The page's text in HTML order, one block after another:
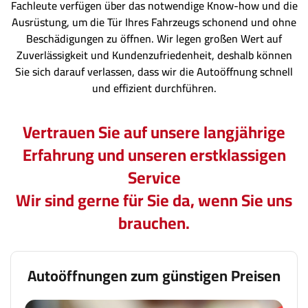
Fachleute verfügen über das notwendige Know-how und die
Ausrüstung, um die Tür Ihres Fahrzeugs schonend und ohne
Beschädigungen zu öffnen. Wir legen großen Wert auf
Zuverlässigkeit und Kundenzufriedenheit, deshalb können
Sie sich darauf verlassen, dass wir die Autoöffnung schnell
und effizient durchführen.
Vertrauen Sie auf unsere langjährige
Erfahrung und unseren erstklassigen
Service
Wir sind gerne für Sie da, wenn Sie uns
brauchen.
Autoöffnungen zum günstigen Preisen